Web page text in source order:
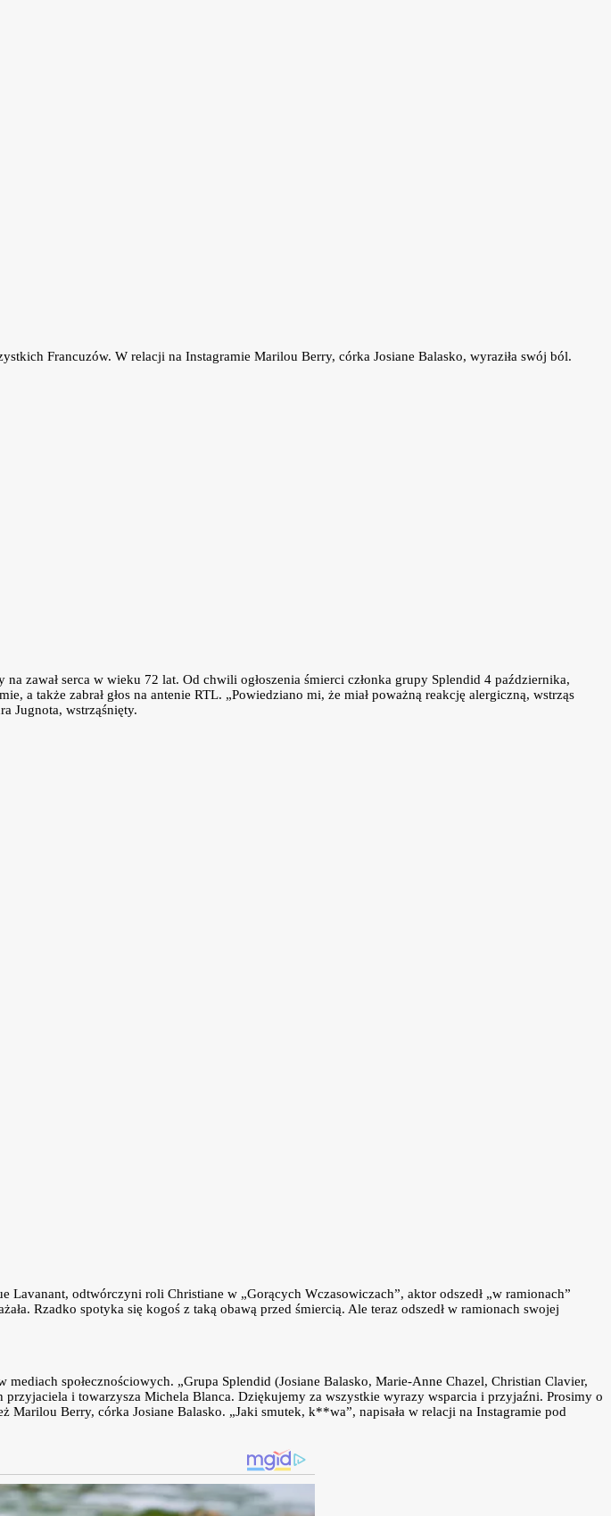
Francuzów. W relacji na Instagramie Marilou Berry, córka Josiane Balasko, wyraziła swój ból.
zawał serca w wieku 72 lat. Od chwili ogłoszenia śmierci członka grupy Splendid 4 października,
a także zabrał głos na antenie RTL. „Powiedziano mi, że miał poważną reakcję alergiczną, wstrząs
Jugnota, wstrząśnięty.
Lavanant, odtwórczyni roli Christiane w „Gorących Wczasowiczach”, aktor odszedł „w ramionach”
Rzadko spotyka się kogoś z taką obawą przed śmiercią. Ale teraz odszedł w ramionach swojej
społecznościowych. „Grupa Splendid (Josiane Balasko, Marie-Anne Chazel, Christian Clavier,
i towarzysza Michela Blanca. Dziękujemy za wszystkie wyrazy wsparcia i przyjaźni. Prosimy o
Berry, córka Josiane Balasko. „Jaki smutek, k**wa”, napisała w relacji na Instagramie pod